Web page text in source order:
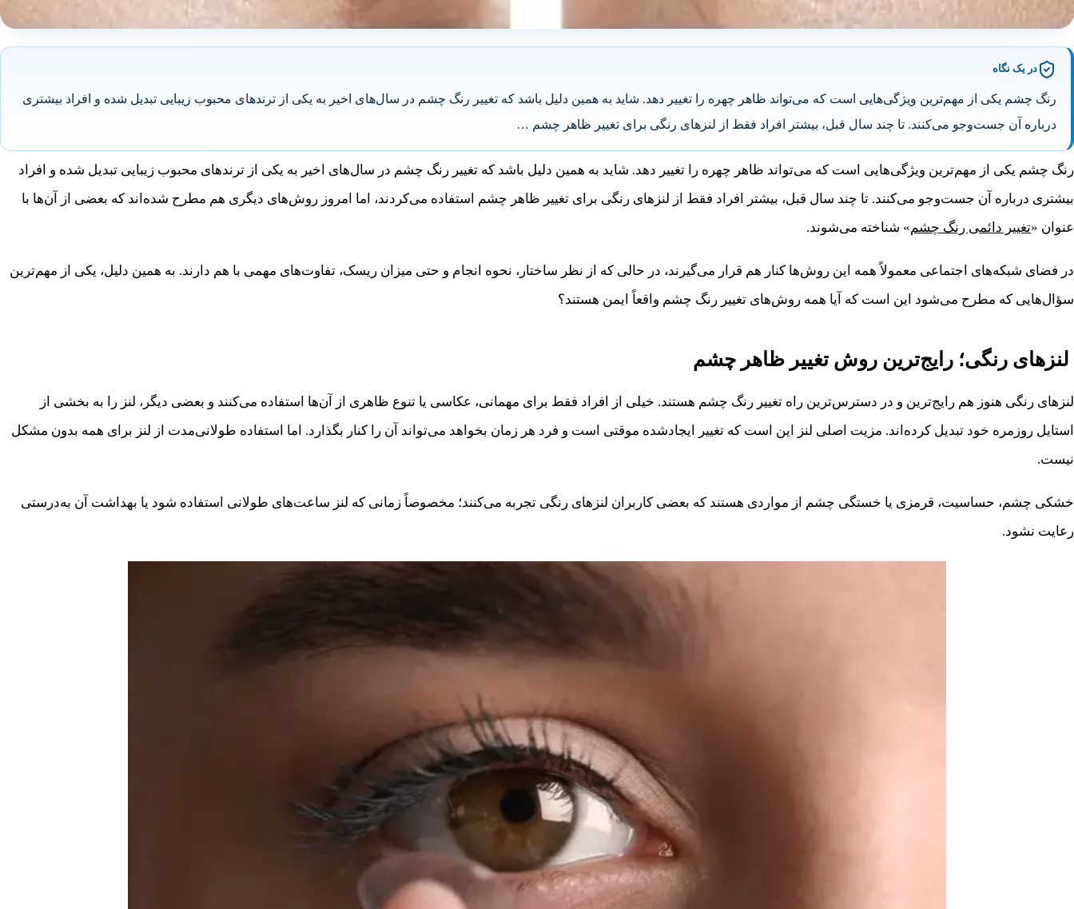
در یک نگاه
رنگ چشم یکی از مهم‌ترین ویژگی‌هایی است که می‌تواند ظاهر چهره را تغییر دهد. شاید به همین دلیل باشد که تغییر رنگ چشم در سال‌های اخیر به یکی از ترندهای محبوب زیبایی تبدیل شده و افراد بیشتری
درباره آن جست‌وجو می‌کنند. تا چند سال قبل، بیشتر افراد فقط از لنزهای رنگی برای تغییر ظاهر چشم …
رنگ چشم یکی از مهم‌ترین ویژگی‌هایی است که می‌تواند ظاهر چهره را تغییر دهد. شاید به همین دلیل باشد که تغییر رنگ چشم در سال‌های اخیر به یکی از ترندهای محبوب زیبایی تبدیل شده و افراد
بیشتری درباره آن جست‌وجو می‌کنند. تا چند سال قبل، بیشتر افراد فقط از لنزهای رنگی برای تغییر ظاهر چشم استفاده می‌کردند، اما امروز روش‌های دیگری هم مطرح شده‌اند که بعضی از آن‌ها با
عنوان «تغییر دائمی رنگ چشم» شناخته می‌شوند.
در فضای شبکه‌های اجتماعی معمولاً همه این روش‌ها کنار هم قرار می‌گیرند، در حالی که از نظر ساختار، نحوه انجام و حتی میزان ریسک، تفاوت‌های مهمی با هم دارند. به همین دلیل، یکی از مهم‌ترین
سؤال‌هایی که مطرح می‌شود این است که آیا همه روش‌های تغییر رنگ چشم واقعاً ایمن هستند؟
لنزهای رنگی؛ رایج‌ترین روش تغییر ظاهر چشم
لنزهای رنگی هنوز هم رایج‌ترین و در دسترس‌ترین راه تغییر رنگ چشم هستند. خیلی از افراد فقط برای مهمانی، عکاسی یا تنوع ظاهری از آن‌ها استفاده می‌کنند و بعضی دیگر، لنز را به بخشی از
استایل روزمره خود تبدیل کرده‌اند. مزیت اصلی لنز این است که تغییر ایجادشده موقتی است و فرد هر زمان بخواهد می‌تواند آن را کنار بگذارد. اما استفاده طولانی‌مدت از لنز برای همه بدون مشکل
نیست.
خشکی چشم، حساسیت، قرمزی یا خستگی چشم از مواردی هستند که بعضی کاربران لنزهای رنگی تجربه می‌کنند؛ مخصوصاً زمانی که لنز ساعت‌های طولانی استفاده شود یا بهداشت آن به‌درستی
رعایت نشود.